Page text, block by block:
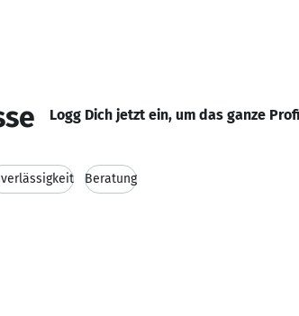
Logg Dich jetzt ein, um das ganze
Beratung